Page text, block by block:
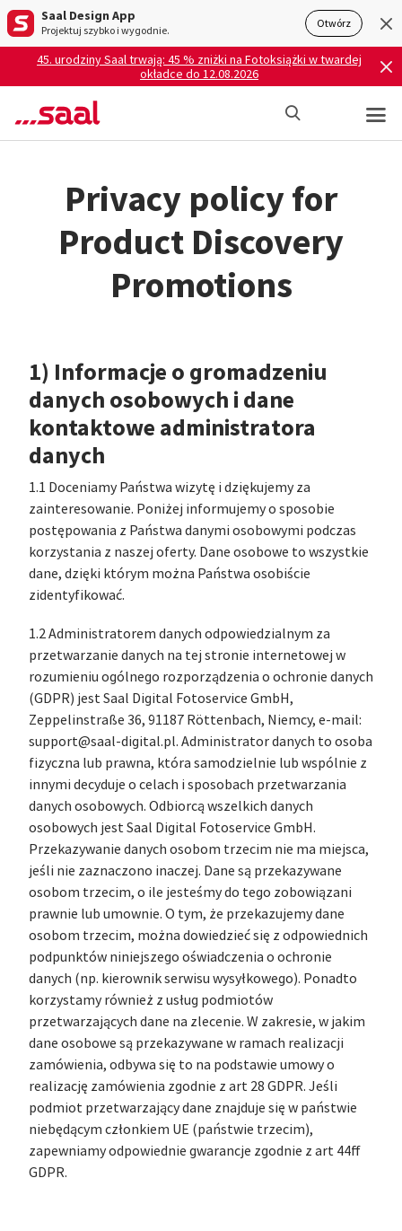
Saal Design App
Projektuj szybko i wygodnie. Otwórz
45. urodziny Saal trwają: 45 % zniżki na Fotoksiążki w twardej
okładce do 12.08.2026
Privacy policy for
Product Discovery
Promotions
1) Informacje o gromadzeniu
danych osobowych i dane
kontaktowe administratora
danych
1.1 Doceniamy Państwa wizytę i dziękujemy za
zainteresowanie. Poniżej informujemy o sposobie
postępowania z Państwa danymi osobowymi podczas
korzystania z naszej oferty. Dane osobowe to wszystkie
dane, dzięki którym można Państwa osobiście
zidentyfikować.
1.2 Administratorem danych odpowiedzialnym za
przetwarzanie danych na tej stronie internetowej w
rozumieniu ogólnego rozporządzenia o ochronie danych
(GDPR) jest Saal Digital Fotoservice GmbH,
Zeppelinstraße 36, 91187 Röttenbach, Niemcy, e-mail:
support@saal-digital.pl. Administrator danych to osoba
fizyczna lub prawna, która samodzielnie lub wspólnie z
innymi decyduje o celach i sposobach przetwarzania
danych osobowych. Odbiorcą wszelkich danych
osobowych jest Saal Digital Fotoservice GmbH.
Przekazywanie danych osobom trzecim nie ma miejsca,
jeśli nie zaznaczono inaczej. Dane są przekazywane
osobom trzecim, o ile jesteśmy do tego zobowiązani
prawnie lub umownie. O tym, że przekazujemy dane
osobom trzecim, można dowiedzieć się z odpowiednich
podpunktów niniejszego oświadczenia o ochronie
danych (np. kierownik serwisu wysyłkowego). Ponadto
korzystamy również z usług podmiotów
przetwarzających dane na zlecenie. W zakresie, w jakim
dane osobowe są przekazywane w ramach realizacji
zamówienia, odbywa się to na podstawie umowy o
realizację zamówienia zgodnie z art 28 GDPR. Jeśli
podmiot przetwarzający dane znajduje się w państwie
niebędącym członkiem UE (państwie trzecim),
zapewniamy odpowiednie gwarancje zgodnie z art 44ff
GDPR.